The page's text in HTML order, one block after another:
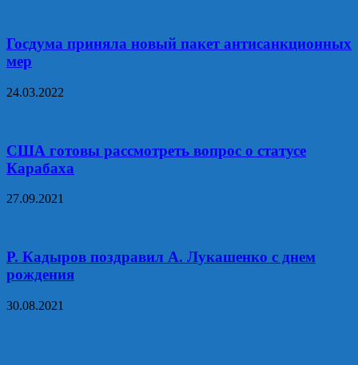
Госдума приняла новый пакет антисанкционных
мер
24.03.2022
США готовы рассмотреть вопрос о статусе
Карабаха
27.09.2021
Р. Кадыров поздравил А. Лукашенко с днем
рождения
30.08.2021